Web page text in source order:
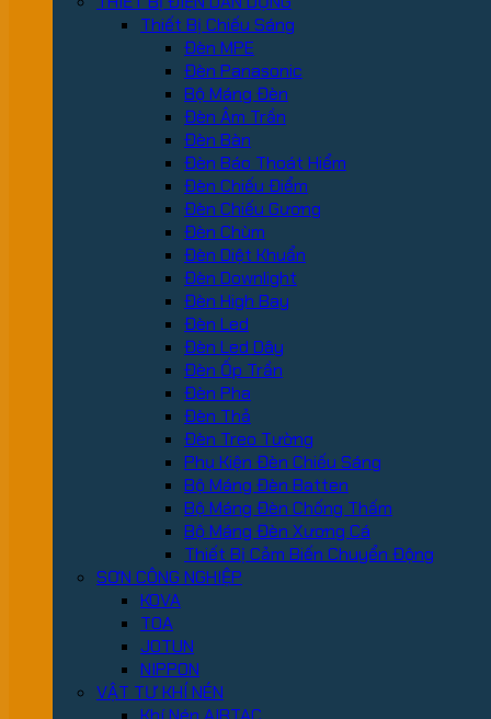
Thiết Bị Chiếu Sáng
Đèn MPE
Đèn Panasonic
Bộ Máng Đèn
Đèn Âm Trần
Đèn Bàn
Đèn Báo Thoát Hiểm
Đèn Chiếu Điểm
Đèn Chiếu Gương
Đèn Chùm
Đèn Diệt Khuẩn
Đèn Downlight
Đèn High Bay
Đèn Led
Đèn Led Dây
Đèn Ốp Trần
Đèn Pha
Đèn Thả
Đèn Treo Tường
Phụ Kiện Đèn Chiếu Sáng
Bộ Máng Đèn Batten
Bộ Máng Đèn Chống Thấm
Bộ Máng Đèn Xương Cá
Thiết Bị Cảm Biến Chuyển Động
SƠN CÔNG NGHIỆP
KOVA
TOA
JOTUN
NIPPON
VẬT TƯ KHÍ NÉN